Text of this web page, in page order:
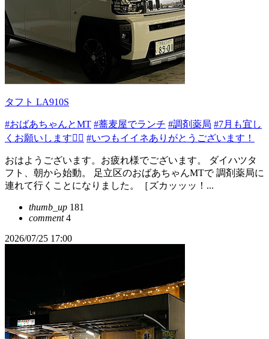
タフト LA910S
#おばあちゃんとMT #蕎麦屋でランチ #調剤薬局 #7月も宜し
くお願いします🙇‍♂️ #いつもイイネありがとうございます！
おはようございます。お疲れ様でございます。 ダイハツタ
フト、朝から始動。 足立区のおばあちゃんMTで 調剤薬局に
連れて行くことになりました。［ズカッッッ！...
thumb_up 181
comment4
2026/07/25 17:00